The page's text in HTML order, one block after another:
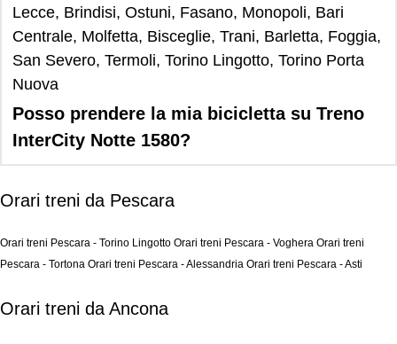
Lecce, Brindisi, Ostuni, Fasano, Monopoli, Bari
Centrale, Molfetta, Bisceglie, Trani, Barletta, Foggia,
San Severo, Termoli, Torino Lingotto, Torino Porta
Nuova
Posso prendere la mia bicicletta su Treno
InterCity Notte 1580?
Orari treni da Pescara
Orari treni Pescara - Torino Lingotto Orari treni Pescara - Voghera Orari treni
Pescara - Tortona Orari treni Pescara - Alessandria Orari treni Pescara - Asti
Orari treni da Ancona